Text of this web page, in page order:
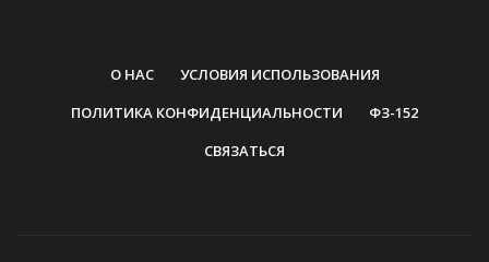
О НАС
УСЛОВИЯ ИСПОЛЬЗОВАНИЯ
ПОЛИТИКА КОНФИДЕНЦИАЛЬНОСТИ
ФЗ-152
СВЯЗАТЬСЯ